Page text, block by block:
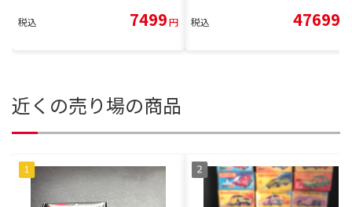
税込 7499円 税込 47699
近くの売り場の商品